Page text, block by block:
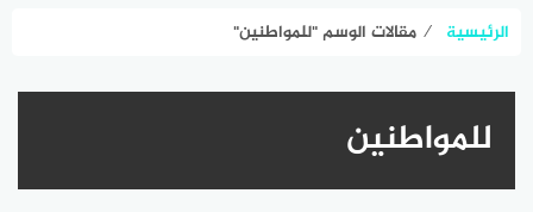
الرئيسية ⁄ مقالات الوسم "للمواطنين"
للمواطنين